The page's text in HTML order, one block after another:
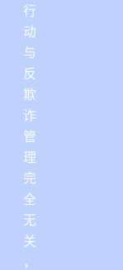
行
动
与
反
欺
诈
管
理
完
全
无
关
，